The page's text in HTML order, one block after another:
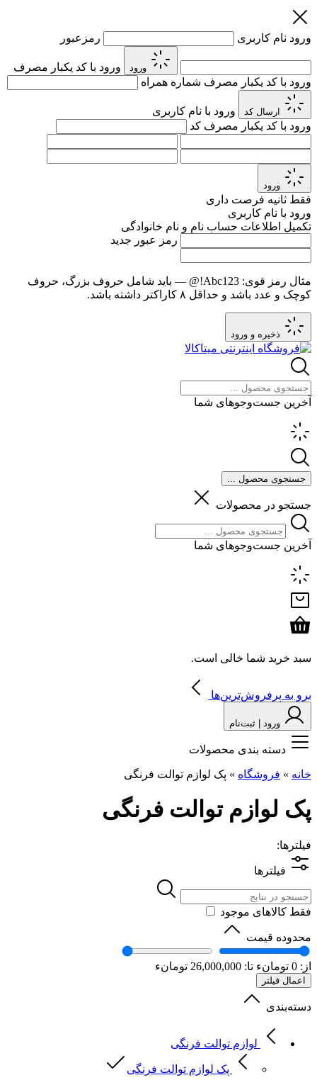
ورود نام کاربری رمزعبور
ورود
ورود با کد یکبار مصرف
ورود با کد یکبار مصرف شماره همراه
ارسال کد
ورود با نام کاربری
ورود با کد یکبار مصرف کد
ورود
فقط ثانیه فرصت داری
ورود با نام کاربری
تکمیل اطلاعات حساب نام و نام خانوادگی
رمز عبور جدید
مثال رمز قوی: Abc123!@
— باید شامل حروف بزرگ، حروف
کوچک و عدد باشد و حداقل ۸ کاراکتر داشته باشد.
ذخیره و ورود
آخرین جست‌وجوهای شما
جستجوی محصول ...
جستجو در محصولات
آخرین جست‌وجوهای شما
سبد خرید شما خالی است.
برو به پرفروش‌ترین‌ها
ورود | ثبت‌نام
دسته بندی محصولات
خانه » فروشگاه » پک لوازم توالت فرنگی
پک لوازم توالت فرنگی
فیلترها:
فیلترها
فقط کالاهای موجود
محدوده قیمت
از: 0 تومانء تا: 26,000,000 تومانء
اعمال فیلتر
دسته‌بندی
لوازم توالت فرنگی
پک لوازم توالت فرنگی